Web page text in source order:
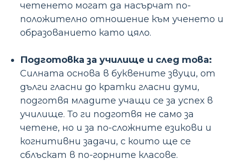
четенето могат да насърчат по-
положително отношение към ученето и
образованието като цяло.
Подготовка за училище и след това:
Силната основа в буквените звуци, от
дълги гласни до кратки гласни думи,
подготвя младите учащи се за успех в
училище. То ги подготвя не само за
четене, но и за по-сложните езикови и
когнитивни задачи, с които ще се
сблъскат в по-горните класове.